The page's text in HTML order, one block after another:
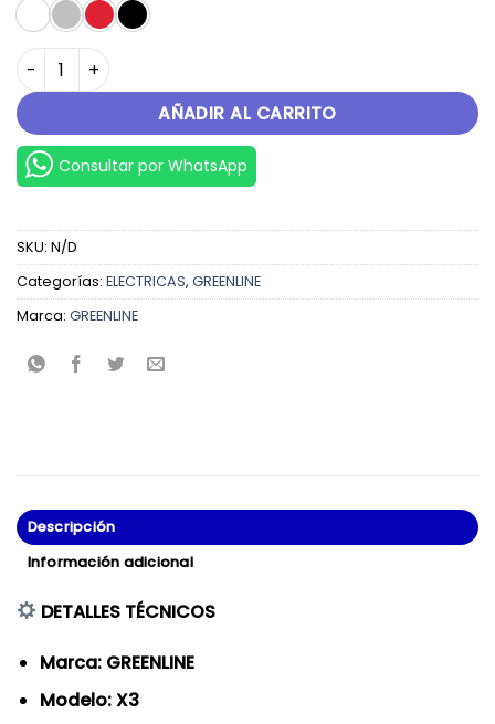
X3 cantidad
AÑADIR AL CARRITO
Consultar por WhatsApp
SKU: N/D
Categorías: ELECTRICAS, GREENLINE
Marca: GREENLINE
Descripción
Información adicional
DETALLES TÉCNICOS
Marca: GREENLINE
Modelo: X3